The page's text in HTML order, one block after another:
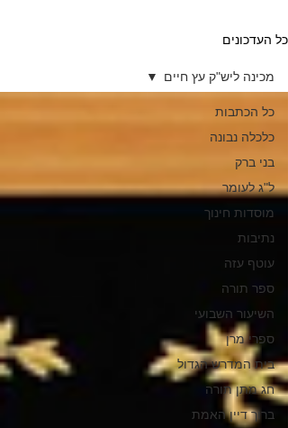
כל העדכונים
כל הכתבות
כלכלה נבונה
בני ברק
ל"ג לעומר
מוסדות חינוך
נתיבות
עוטף עזה
ספר תורה
השיעור השבועי
ספרי מרן
בית המדרש הגדול
חג מתן תורה
ברוך דיין האמת
מכינה ליש"ק עץ חיים